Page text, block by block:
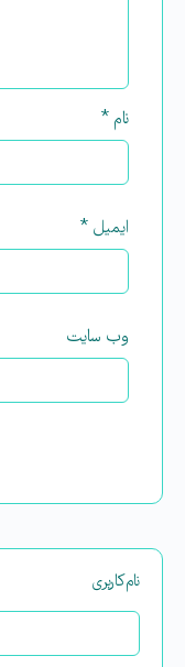
نام *
ایمیل *
وب‌ سایت
نام‌کاربری